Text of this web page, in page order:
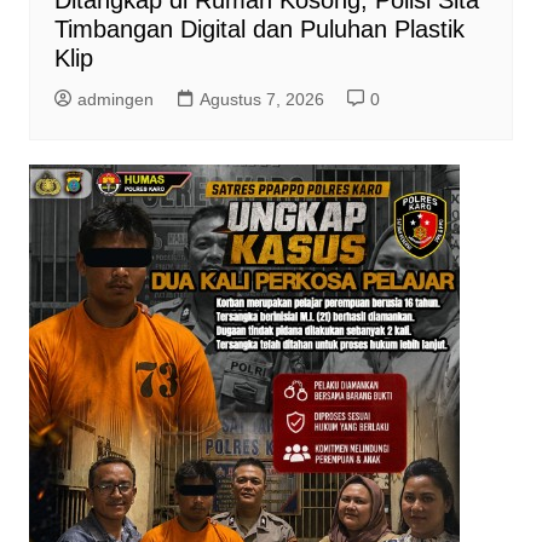
Timbangan Digital dan Puluhan Plastik
Klip
admingen Agustus 7, 2026 0